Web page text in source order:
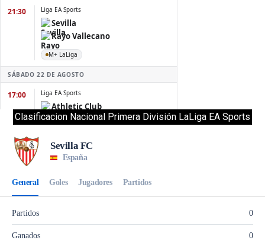
Clasificacion Nacional Primera División LaLiga EA Sports